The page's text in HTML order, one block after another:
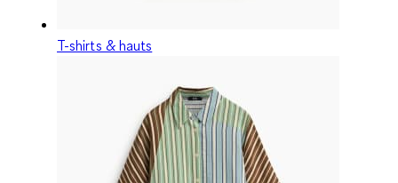
T-shirts & hauts